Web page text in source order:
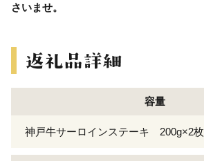
さいませ。
容量
神戸牛サーロインステーキ 200g×2枚